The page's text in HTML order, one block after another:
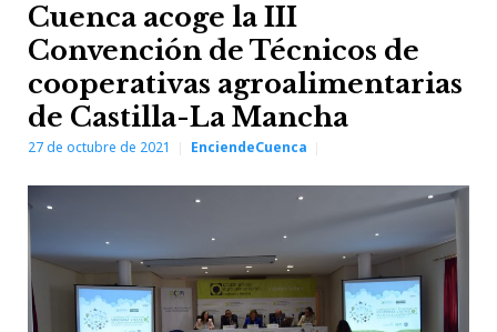
Cuenca acoge la III
Convención de Técnicos de
cooperativas agroalimentarias
de Castilla-La Mancha
27 de octubre de 2021 EnciendeCuenca